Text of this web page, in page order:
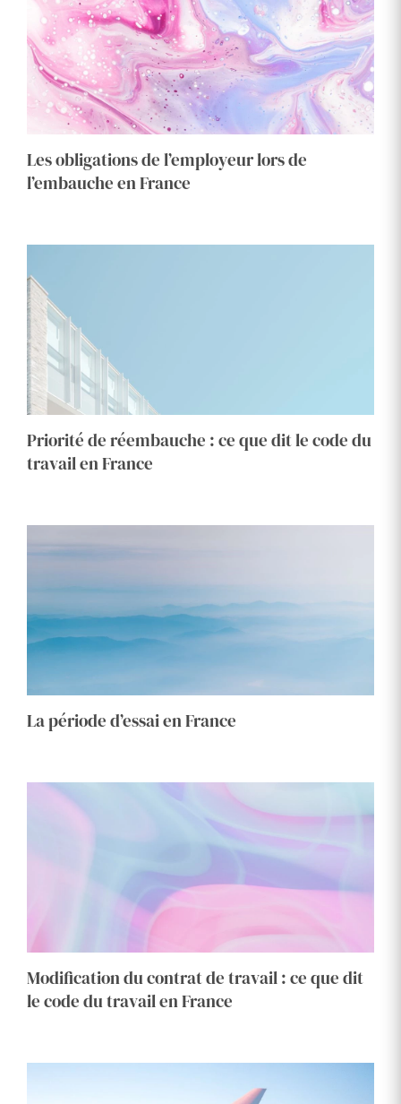
Les obligations de l’employeur lors de
l’embauche en France
Priorité de réembauche : ce que dit le code du
travail en France
La période d’essai en France
Modification du contrat de travail : ce que dit
le code du travail en France